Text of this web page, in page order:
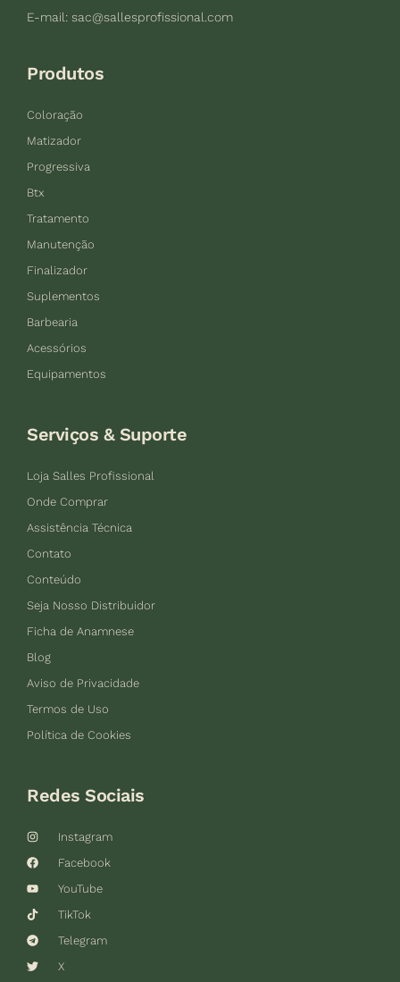
E-mail: sac@sallesprofissional.com
Produtos
Coloração
Matizador
Progressiva
Btx
Tratamento
Manutenção
Finalizador
Suplementos
Barbearia
Acessórios
Equipamentos
Serviços & Suporte
Loja Salles Profissional
Onde Comprar
Assistência Técnica
Contato
Conteúdo
Seja Nosso Distribuidor
Ficha de Anamnese
Blog
Aviso de Privacidade
Termos de Uso
Política de Cookies
Redes Sociais
Instagram
Facebook
YouTube
TikTok
Telegram
X